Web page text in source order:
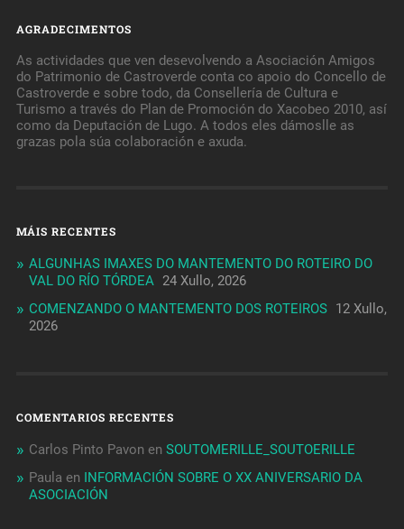
AGRADECIMENTOS
As actividades que ven desevolvendo a Asociación Amigos
do Patrimonio de Castroverde conta co apoio do Concello de
Castroverde e sobre todo, da Consellería de Cultura e
Turismo a través do Plan de Promoción do Xacobeo 2010, así
como da Deputación de Lugo. A todos eles dámoslle as
grazas pola súa colaboración e axuda.
MÁIS RECENTES
ALGUNHAS IMAXES DO MANTEMENTO DO ROTEIRO DO
VAL DO RÍO TÓRDEA 24 Xullo, 2026
COMENZANDO O MANTEMENTO DOS ROTEIROS 12 Xullo,
2026
COMENTARIOS RECENTES
Carlos Pinto Pavon en SOUTOMERILLE_SOUTOERILLE
Paula en INFORMACIÓN SOBRE O XX ANIVERSARIO DA
ASOCIACIÓN